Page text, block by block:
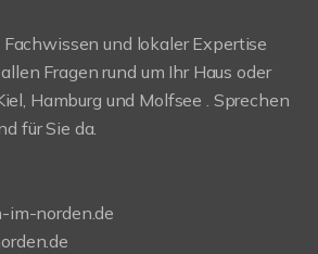
und lokaler Expertise
Fragen rund um Ihr Haus oder
Hamburg und Molfsee . Sprechen
für Sie da.
im-norden.de